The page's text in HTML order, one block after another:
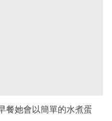
餐她會以簡單的水煮蛋